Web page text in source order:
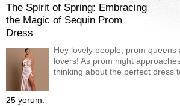
The Spirit of Spring: Embracing
the Magic of Sequin Prom
Dress
Hey lovely people, prom queens
lovers! As prom night
thinking about the perfect dress
25 yorum: